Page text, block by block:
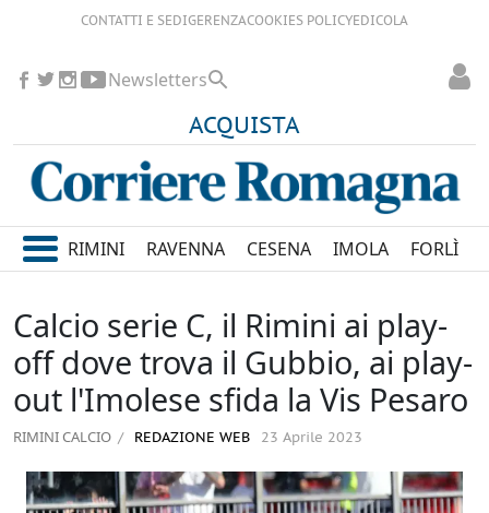
CONTATTI E SEDIGERENZACOOKIES POLICYEDICOLA
ACQUISTA
Newsletters
RIMINI RAVENNA CESENA IMOLA FORLÌ
Calcio serie C, il Rimini ai play-
off dove trova il Gubbio, ai play-
out l'Imolese sfida la Vis Pesaro
RIMINI CALCIO REDAZIONE WEB 23 Aprile 2023